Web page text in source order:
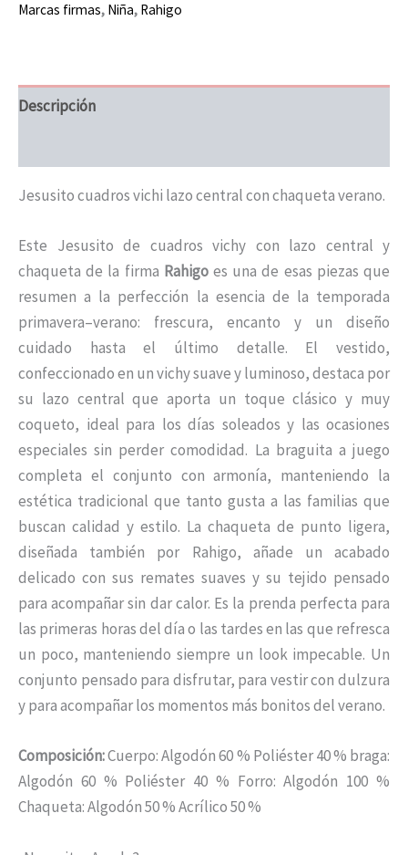
Marcas firmas, Niña, Rahigo
Descripción
Jesusito cuadros vichi lazo central con chaqueta verano.
Este Jesusito de cuadros vichy con lazo central y
chaqueta de la firma Rahigoes una de esas piezas que
resumen a la perfección la esencia de la temporada
primavera–verano: frescura, encanto y un diseño
cuidado hasta el último detalle. El vestido,
confeccionado en un vichy suave y luminoso, destaca por
su lazo central que aporta un toque clásico y muy
coqueto, ideal para los días soleados y las ocasiones
especiales sin perder comodidad. La braguita a juego
completa el conjunto con armonía, manteniendo la
estética tradicional que tanto gusta a las familias que
buscan calidad y estilo. La chaqueta de punto ligera,
diseñada también por Rahigo, añade un acabado
delicado con sus remates suaves y su tejido pensado
para acompañar sin dar calor. Es la prenda perfecta para
las primeras horas del día o las tardes en las que refresca
un poco, manteniendo siempre un look impecable. Un
conjunto pensado para disfrutar, para vestir con dulzura
y para acompañar los momentos más bonitos del verano.
Composición:Cuerpo: Algodón 60 % Poliéster 40 % braga:
Algodón 60 % Poliéster 40 % Forro: Algodón 100 %
Chaqueta: Algodón 50 % Acrílico 50 %